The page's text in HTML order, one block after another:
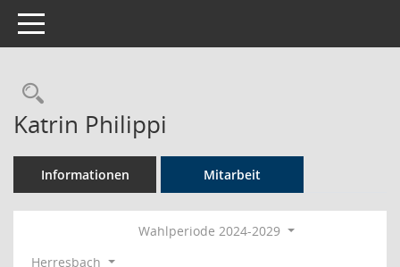
Toggle navigation
Rechercheauswahl
Katrin Philippi
Informationen Mitarbeit
Wahlperiode 2024-2029
Herresbach